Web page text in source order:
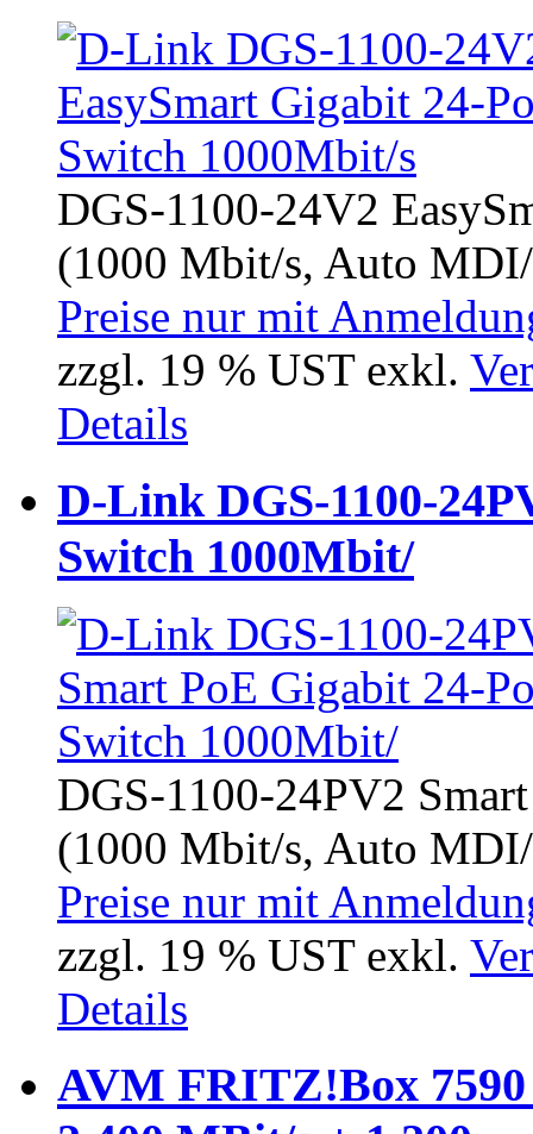
DGS-1100-24V2
(1000 Mbit/s, Auto
Preise nur mit
zzgl. 19 % UST exkl.
Details
D-Link DGS-1100-
Switch 1000Mbit/
DGS-1100-24PV2
(1000 Mbit/s, Auto
Preise nur mit
zzgl. 19 % UST exkl.
Details
AVM FRITZ!Box